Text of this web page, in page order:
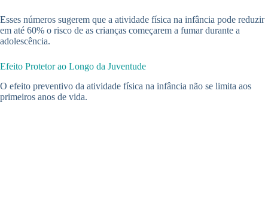
Esses números sugerem que a atividade física na infância pode reduzir
em até 60% o risco de as crianças começarem a fumar durante a
adolescência.
Efeito Protetor ao Longo da Juventude
O efeito preventivo da atividade física na infância não se limita aos
primeiros anos de vida.